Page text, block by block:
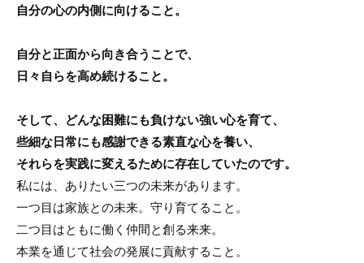
自分の心の内側に向けること。
自分と正面から向き合うことで、
日々自らを高め続けること。
そして、どんな困難にも負けない強い心を育て、
些細な日常にも感謝できる素直な心を養い、
それらを実践に変えるために存在していたのです。
私には、ありたい三つの未来があります。
一つ目は家族との未来。守り育てること。
二つ目はともに働く仲間と創る来来。
本業を通じて社会の発展に貢献すること。